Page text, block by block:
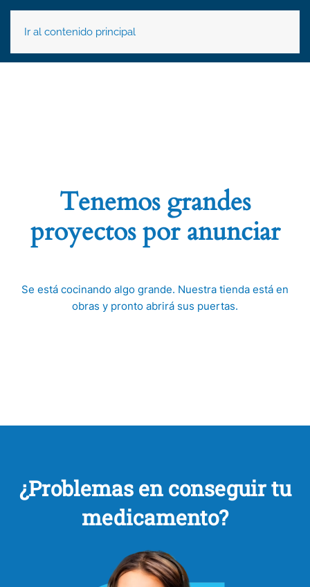
Ir al contenido principal
Tenemos grandes
proyectos por anunciar
Se está cocinando algo grande. Nuestra tienda está en
obras y pronto abrirá sus puertas.
¿Problemas en conseguir tu
medicamento?